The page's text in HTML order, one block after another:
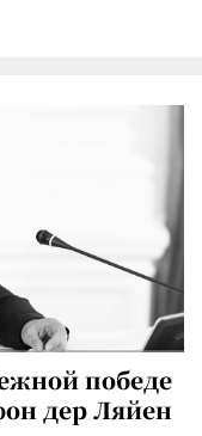
победе
дер Ляйен